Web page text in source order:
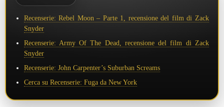
Recenserie: Rebel Moon – Parte 1, recensione del film di Zack
Snyder
Recenserie: Army Of The Dead, recensione del film di Zack
Snyder
Recenserie: John Carpenter’s Suburban Screams
Cerca su Recenserie: Fuga da New York